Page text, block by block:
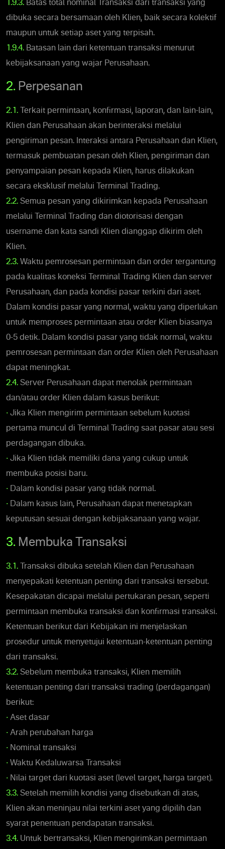
1.9.3. Batas total nominal Transaksi dari transaksi yang
dibuka secara bersamaan oleh Klien, baik secara kolektif
maupun untuk setiap aset yang terpisah.
1.9.4. Batasan lain dari ketentuan transaksi menurut
kebijaksanaan yang wajar Perusahaan.
2. Perpesanan
2.1. Terkait permintaan, konfirmasi, laporan, dan lain-lain,
Klien dan Perusahaan akan berinteraksi melalui
pengiriman pesan. Interaksi antara Perusahaan dan Klien,
termasuk pembuatan pesan oleh Klien, pengiriman dan
penyampaian pesan kepada Klien, harus dilakukan
secara eksklusif melalui Terminal Trading.
2.2. Semua pesan yang dikirimkan kepada Perusahaan
melalui Terminal Trading dan diotorisasi dengan
username dan kata sandi Klien dianggap dikirim oleh
Klien.
2.3. Waktu pemrosesan permintaan dan order tergantung
pada kualitas koneksi Terminal Trading Klien dan server
Perusahaan, dan pada kondisi pasar terkini dari aset.
Dalam kondisi pasar yang normal, waktu yang diperlukan
untuk memproses permintaan atau order Klien biasanya
0-5 detik. Dalam kondisi pasar yang tidak normal, waktu
pemrosesan permintaan dan order Klien oleh Perusahaan
dapat meningkat.
2.4. Server Perusahaan dapat menolak permintaan
dan/atau order Klien dalam kasus berikut:
• Jika Klien mengirim permintaan sebelum kuotasi
pertama muncul di Terminal Trading saat pasar atau sesi
perdagangan dibuka.
• Jika Klien tidak memiliki dana yang cukup untuk
membuka posisi baru.
• Dalam kondisi pasar yang tidak normal.
• Dalam kasus lain, Perusahaan dapat menetapkan
keputusan sesuai dengan kebijaksanaan yang wajar.
3. Membuka Transaksi
3.1. Transaksi dibuka setelah Klien dan Perusahaan
menyepakati ketentuan penting dari transaksi tersebut.
Kesepakatan dicapai melalui pertukaran pesan, seperti
permintaan membuka transaksi dan konfirmasi transaksi.
Ketentuan berikut dari Kebijakan ini menjelaskan
prosedur untuk menyetujui ketentuan-ketentuan penting
dari transaksi.
3.2. Sebelum membuka transaksi, Klien memilih
ketentuan penting dari transaksi trading (perdagangan)
berikut:
• Aset dasar
• Arah perubahan harga
• Nominal transaksi
• Waktu Kedaluwarsa Transaksi
• Nilai target dari kuotasi aset (level target, harga target).
3.3. Setelah memilih kondisi yang disebutkan di atas,
Klien akan meninjau nilai terkini aset yang dipilih dan
syarat penentuan pendapatan transaksi.
3.4. Untuk bertransaksi, Klien mengirimkan permintaan